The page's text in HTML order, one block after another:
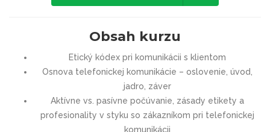
Obsah kurzu
Etický kódex pri komunikácii s klientom
Osnova telefonickej komunikácie – oslovenie, úvod,
jadro, záver
Aktívne vs. pasívne počúvanie, zásady etikety a
profesionality v styku so zákazníkom pri telefonickej
komunikácii